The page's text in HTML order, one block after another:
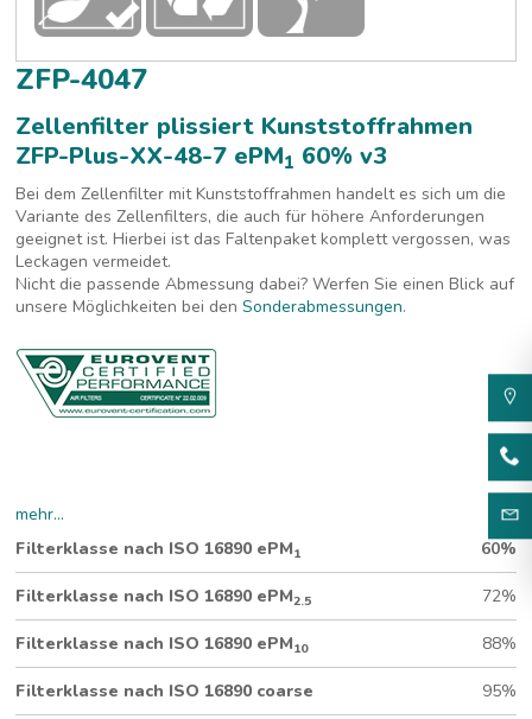
ZFP-4047
Zellenfilter plissiert Kunststoffrahmen
ZFP-Plus-XX-48-7 ePM1 60% v3
Bei dem Zellenfilter mit Kunststoffrahmen handelt es sich um die
Variante des Zellenfilters, die auch für höhere Anforderungen
geeignet ist. Hierbei ist das Faltenpaket komplett vergossen, was
Leckagen vermeidet.
Nicht die passende Abmessung dabei? Werfen Sie einen Blick auf
unsere Möglichkeiten bei denSonderabmessungen.
Rahmen aus recyceltem Kunststoff
mehr...
Filterklasse nach ISO 16890 ePM1 60%
Filterklasse nach ISO 16890 ePM2.5 72%
Filterklasse nach ISO 16890 ePM10 88%
Filterklasse nach ISO 16890 coarse 95%